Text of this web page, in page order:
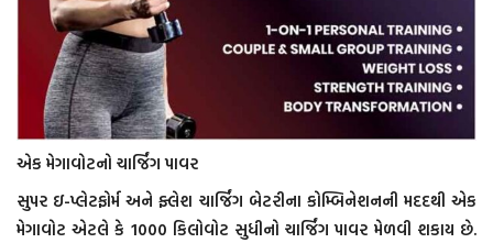
એક મેગાવોટનો ચાર્જિંગ પાવર
સુપર ઇ-પ્લેટફોર્મ અને ફ્લેશ ચાર્જિંગ બેટરીના કોમ્બિનેશનની મદદથી એક
મેગાવોટ એટલે કે 1000 કિલોવોટ સુધીનો ચાર્જિંગ પાવર મેળવી શકાય છે.